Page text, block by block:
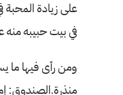
على زيادة
في بيت حبيبه منه
ومن رأى فيها ما
منذرة.الصندوق: